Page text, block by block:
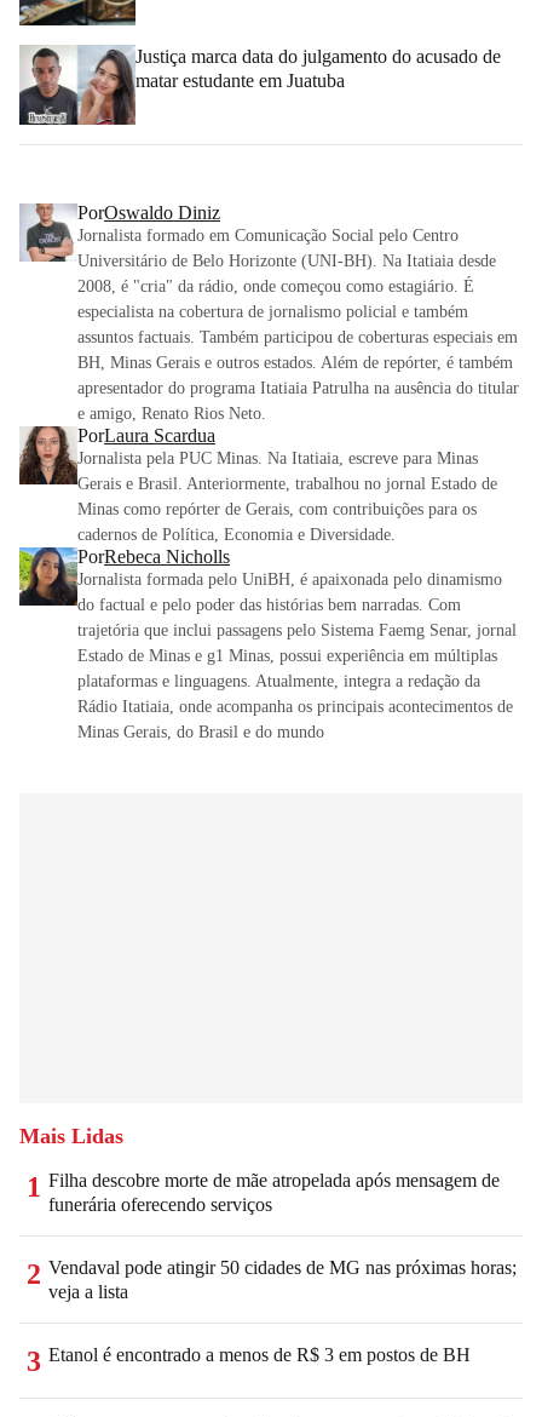
Justiça marca data do julgamento do acusado de
matar estudante em Juatuba
PorOswaldo Diniz
Jornalista formado em Comunicação Social pelo Centro
Universitário de Belo Horizonte (UNI-BH). Na Itatiaia desde
2008, é "cria" da rádio, onde começou como estagiário. É
especialista na cobertura de jornalismo policial e também
assuntos factuais. Também participou de coberturas especiais em
BH, Minas Gerais e outros estados. Além de repórter, é também
apresentador do programa Itatiaia Patrulha na ausência do titular
e amigo, Renato Rios Neto.
PorLaura Scardua
Jornalista pela PUC Minas. Na Itatiaia, escreve para Minas
Gerais e Brasil. Anteriormente, trabalhou no jornal Estado de
Minas como repórter de Gerais, com contribuições para os
cadernos de Política, Economia e Diversidade.
PorRebeca Nicholls
Jornalista formada pelo UniBH, é apaixonada pelo dinamismo
do factual e pelo poder das histórias bem narradas. Com
trajetória que inclui passagens pelo Sistema Faemg Senar, jornal
Estado de Minas e g1 Minas, possui experiência em múltiplas
plataformas e linguagens. Atualmente, integra a redação da
Rádio Itatiaia, onde acompanha os principais acontecimentos de
Minas Gerais, do Brasil e do mundo
Mais Lidas
1 Filha descobre morte de mãe atropelada após mensagem de
funerária oferecendo serviços
2 Vendaval pode atingir 50 cidades de MG nas próximas horas;
veja a lista
3 Etanol é encontrado a menos de R$ 3 em postos de BH